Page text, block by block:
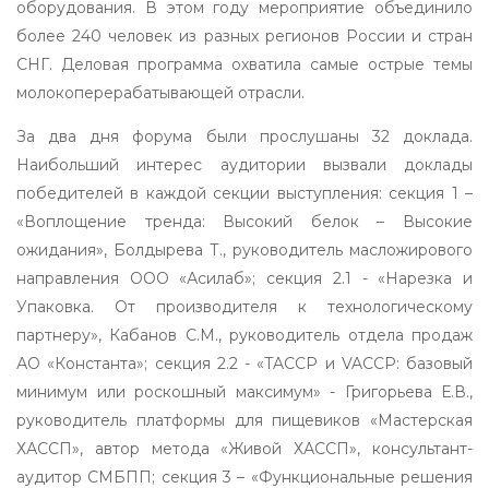
оборудования. В этом году мероприятие объединило
более 240 человек из разных регионов России и стран
СНГ. Деловая программа охватила самые острые темы
молокоперерабатывающей отрасли.
За два дня форума были прослушаны 32 доклада.
Наибольший интерес аудитории вызвали доклады
победителей в каждой секции выступления: секция 1 –
«Воплощение тренда: Высокий белок – Высокие
ожидания», Болдырева Т., руководитель масложирового
направления ООО «Асилаб»; секция 2.1 - «Нарезка и
Упаковка. От производителя к технологическому
партнеру», Кабанов С.М., руководитель отдела продаж
АО «Константа»; секция 2.2 - «TACCP и VACCP: базовый
минимум или роскошный максимум» - Григорьева Е.В.,
руководитель платформы для пищевиков «Мастерская
ХАССП», автор метода «Живой ХАССП», консультант-
аудитор СМБПП; секция 3 – «Функциональные решения